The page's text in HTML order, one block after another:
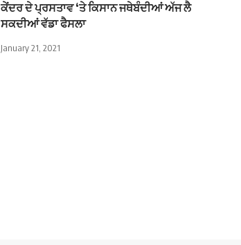
ਕੇਂਦਰ ਦੇ ਪ੍ਰਸਤਾਵ ‘ਤੇ ਕਿਸਾਨ ਜਥੇਬੰਦੀਆਂ ਅੱਜ ਲੈ
ਸਕਦੀਆਂ ਵੱਡਾ ਫੈਸਲਾ
January 21, 2021